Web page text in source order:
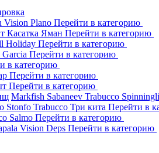
Vision Plano Перейти в категорию
Касатка Яман Перейти в категорию
Holiday Перейти в категорию
Перейти в категорию
в категорию
Перейти в категорию
Перейти в категорию
Markfish Sabaneev Trabucco
Stonfo Trabucco Три кита Перейти в
Salmo Перейти в категорию
Vision Deps Перейти в категорию